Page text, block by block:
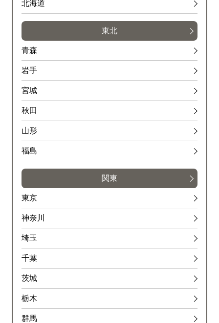
北海道
東北
青森
岩手
宮城
秋田
山形
福島
関東
東京
神奈川
埼玉
千葉
茨城
栃木
群馬